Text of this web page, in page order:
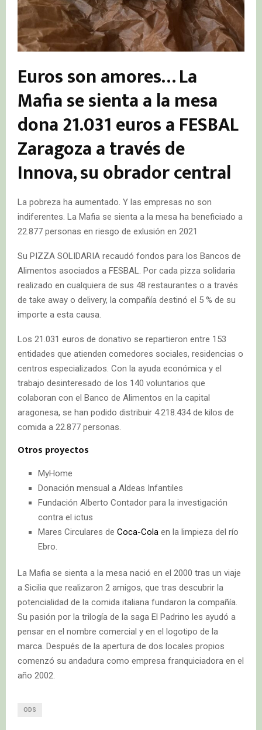
Euros son amores… La
Mafia se sienta a la mesa
dona 21.031 euros a FESBAL
Zaragoza a través de
Innova, su obrador central
La pobreza ha aumentado. Y las empresas no son
indiferentes. La Mafia se sienta a la mesa ha beneficiado a
22.877 personas en riesgo de exlusión en 2021
Su PIZZA SOLIDARIA recaudó fondos para los Bancos de
Alimentos asociados a FESBAL. Por cada pizza solidaria
realizado en cualquiera de sus 48 restaurantes o a través
de take away o delivery, la compañía destinó el 5 % de su
importe a esta causa.
Los 21.031 euros de donativo se repartieron entre 153
entidades que atienden comedores sociales, residencias o
centros especializados. Con la ayuda económica y el
trabajo desinteresado de los 140 voluntarios que
colaboran con el Banco de Alimentos en la capital
aragonesa, se han podido distribuir 4.218.434 de kilos de
comida a 22.877 personas.
Otros proyectos
MyHome
Donación mensual a Aldeas Infantiles
Fundación Alberto Contador para la investigación
contra el ictus
Mares Circulares de Coca-Cola en la limpieza del río
Ebro.
La Mafia se sienta a la mesa nació en el 2000 tras un viaje
a Sicilia que realizaron 2 amigos, que tras descubrir la
potencialidad de la comida italiana fundaron la compañía.
Su pasión por la trilogía de la saga El Padrino les ayudó a
pensar en el nombre comercial y en el logotipo de la
marca. Después de la apertura de dos locales propios
comenzó su andadura como empresa franquiciadora en el
año 2002.
ODS